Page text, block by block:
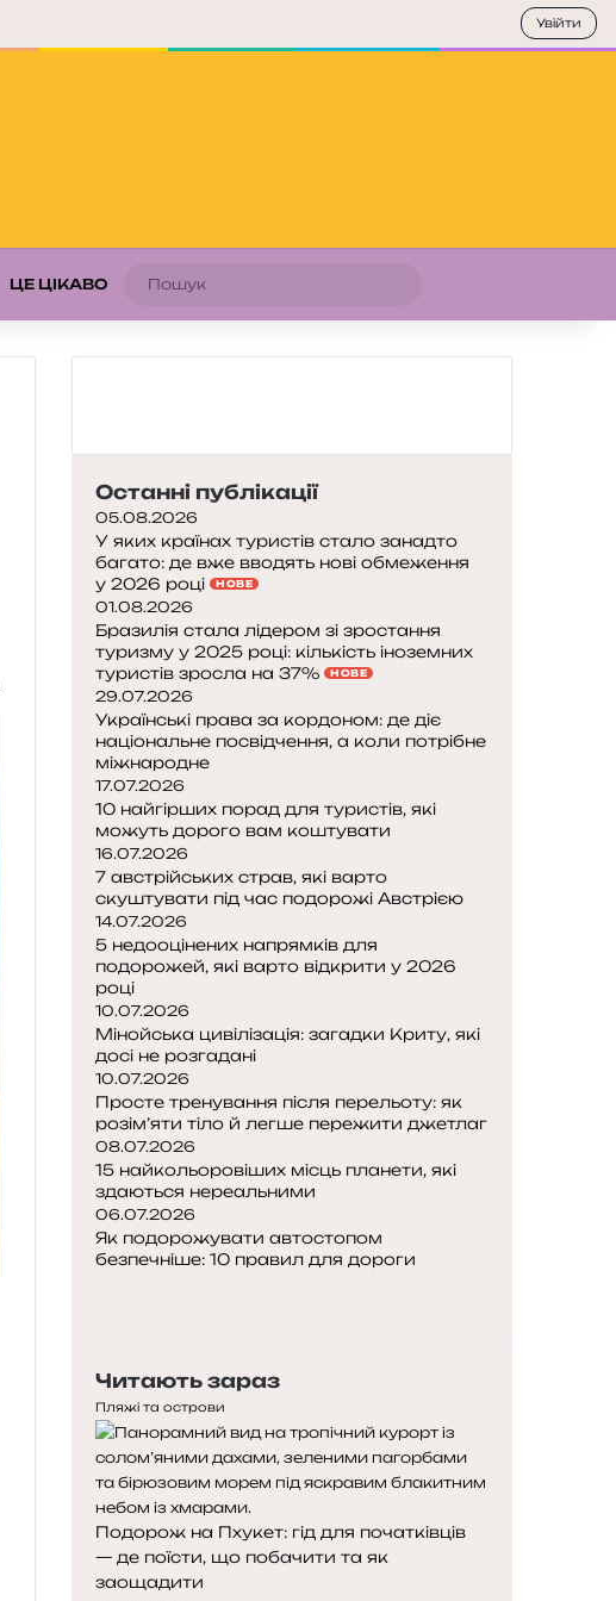
ЦЕ ЦІКАВО
Останні публікації
05.08.2026
У яких країнах туристів стало занадто
багато: де вже вводять нові обмеження
у 2026 році
НОВЕ
01.08.2026
Бразилія стала лідером зі зростання
туризму у 2025 році: кількість іноземних
туристів зросла на 37%
НОВЕ
29.07.2026
Українські права за кордоном: де діє
національне посвідчення, а коли потрібне
міжнародне
17.07.2026
10 найгірших порад для туристів, які
можуть дорого вам коштувати
16.07.2026
7 австрійських страв, які варто
скуштувати під час подорожі Австрією
14.07.2026
5 недооцінених напрямків для
подорожей, які варто відкрити у 2026
році
10.07.2026
Мінойська цивілізація: загадки Криту, які
досі не розгадані
10.07.2026
Просте тренування після перельоту: як
розім’яти тіло й легше пережити джетлаг
08.07.2026
15 найкольоровіших місць планети, які
здаються нереальними
06.07.2026
Як подорожувати автостопом
безпечніше: 10 правил для дороги
Читають зараз
Пляжі та острови
Подорож на Пхукет: гід для початківців
— де поїсти, що побачити та як
заощадити
Увійти